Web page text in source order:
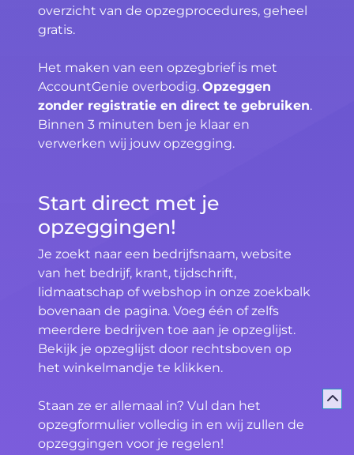
overzicht van de opzegprocedures, geheel
gratis.
Het maken van een opzegbrief is met
AccountGenie overbodig. Opzeggen
zonder registratie en direct te gebruiken.
Binnen 3 minuten ben je klaar en
verwerken wij jouw opzegging.
Start direct met je
opzeggingen!
Je zoekt naar een bedrijfsnaam, website
van het bedrijf, krant, tijdschrift,
lidmaatschap of webshop in onze zoekbalk
bovenaan de pagina. Voeg één of zelfs
meerdere bedrijven toe aan je opzeglijst.
Bekijk je opzeglijst door rechtsboven op
het winkelmandje te klikken.
Staan ze er allemaal in? Vul dan het
opzegformulier volledig in en wij zullen de
opzeggingen voor je regelen!